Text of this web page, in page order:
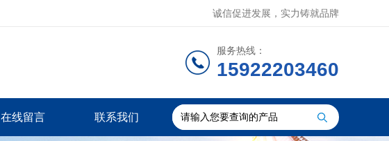
诚信促进发展，实力铸就品牌
服务热线：
15922203460
在线留言 联系我们